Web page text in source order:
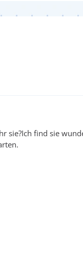
sie?Ich find sie